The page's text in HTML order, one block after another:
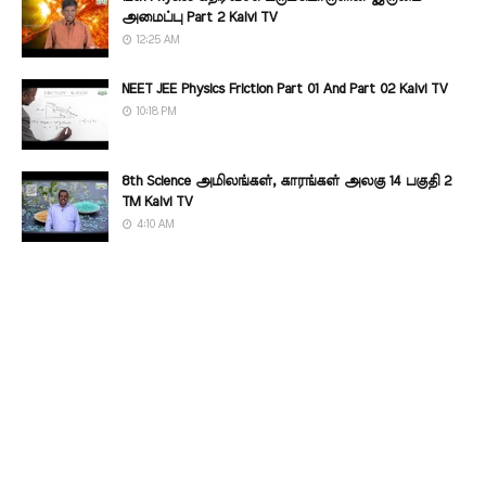
அமைப்பு Part 2 Kalvi TV
12:25 AM
NEET JEE Physics Friction Part 01 And Part 02 Kalvi TV
10:18 PM
8th Science அமிலங்கள், காரங்கள் அலகு 14 பகுதி 2
TM Kalvi TV
4:10 AM